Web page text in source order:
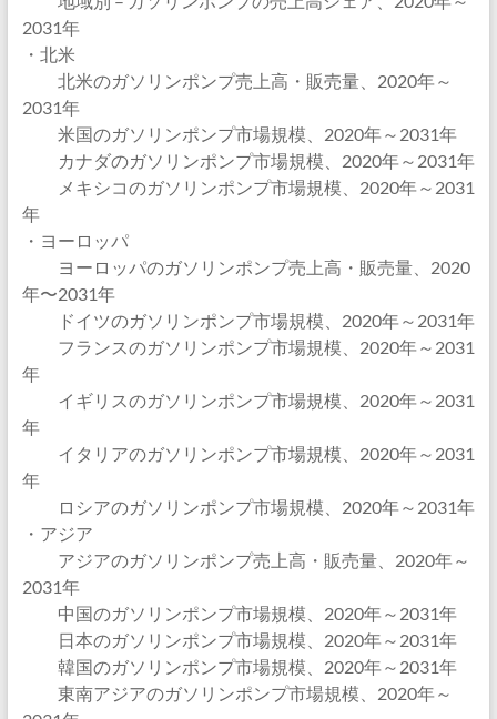
2031年
・北米
北米のガソリンポンプ売上高・販売量、2020年～
2031年
米国のガソリンポンプ市場規模、2020年～2031年
カナダのガソリンポンプ市場規模、2020年～2031年
メキシコのガソリンポンプ市場規模、2020年～2031
年
・ヨーロッパ
ヨーロッパのガソリンポンプ売上高・販売量、2020
年〜2031年
ドイツのガソリンポンプ市場規模、2020年～2031年
フランスのガソリンポンプ市場規模、2020年～2031
年
イギリスのガソリンポンプ市場規模、2020年～2031
年
イタリアのガソリンポンプ市場規模、2020年～2031
年
ロシアのガソリンポンプ市場規模、2020年～2031年
・アジア
アジアのガソリンポンプ売上高・販売量、2020年～
2031年
中国のガソリンポンプ市場規模、2020年～2031年
日本のガソリンポンプ市場規模、2020年～2031年
韓国のガソリンポンプ市場規模、2020年～2031年
東南アジアのガソリンポンプ市場規模、2020年～